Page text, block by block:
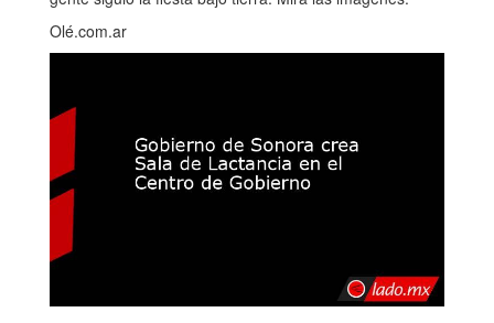
Olé.com.ar